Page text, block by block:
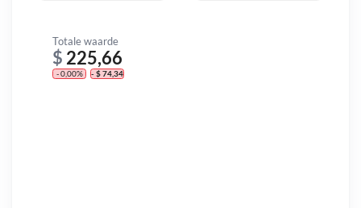
Totale waarde
$ 225,66
- 0,00% - $ 74,34